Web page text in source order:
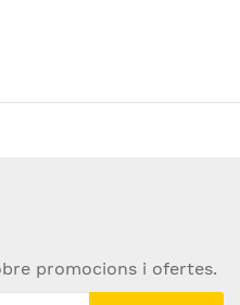
promocions i ofertes.